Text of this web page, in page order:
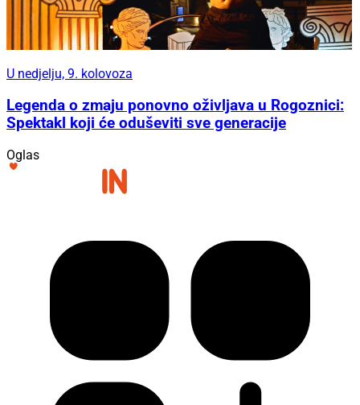
U nedjelju, 9. kolovoza
Legenda o zmaju ponovno oživljava u Rogoznici:
Spektakl koji će oduševiti sve generacije
Oglas